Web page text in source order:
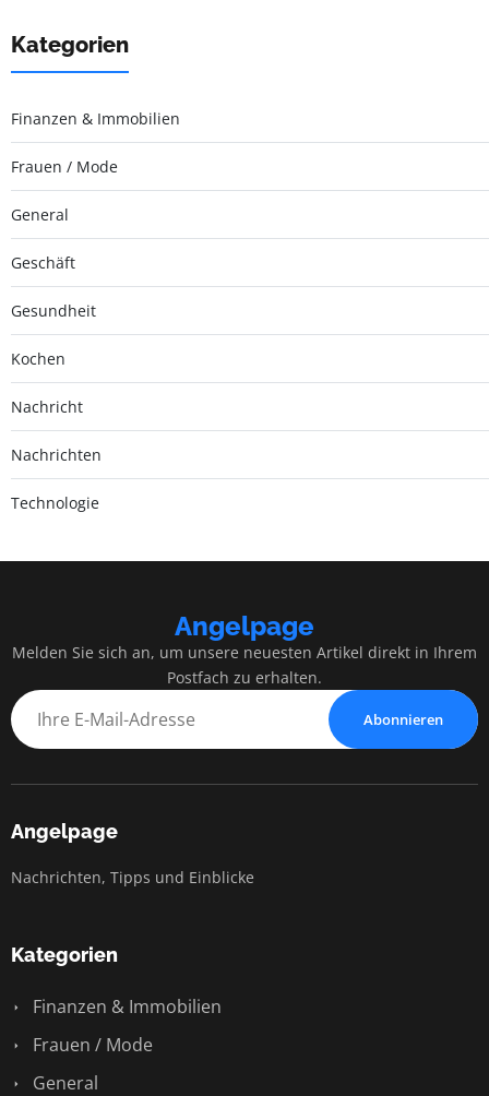
Kategorien
Finanzen & Immobilien
Frauen / Mode
General
Geschäft
Gesundheit
Kochen
Nachricht
Nachrichten
Technologie
Angelpage
Melden Sie sich an, um unsere neuesten Artikel direkt in Ihrem
Postfach zu erhalten.
Abonnieren
Angelpage
Nachrichten, Tipps und Einblicke
Kategorien
Finanzen & Immobilien
Frauen / Mode
General